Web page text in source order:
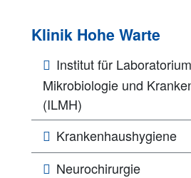
Klinik Hohe Warte
Institut für
Mikrobiologie und
(ILMH)
Krankenhaushygiene
Neurochirurgie